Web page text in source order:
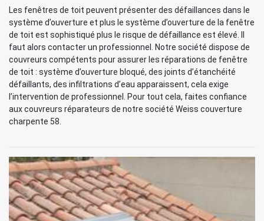
Les fenêtres de toit peuvent présenter des défaillances dans le
système d’ouverture et plus le système d’ouverture de la fenêtre
de toit est sophistiqué plus le risque de défaillance est élevé. Il
faut alors contacter un professionnel. Notre société dispose de
couvreurs compétents pour assurer les réparations de fenêtre
de toit : système d’ouverture bloqué, des joints d’étanchéité
défaillants, des infiltrations d’eau apparaissent, cela exige
l’intervention de professionnel. Pour tout cela, faites confiance
aux couvreurs réparateurs de notre société Weiss couverture
charpente 58.